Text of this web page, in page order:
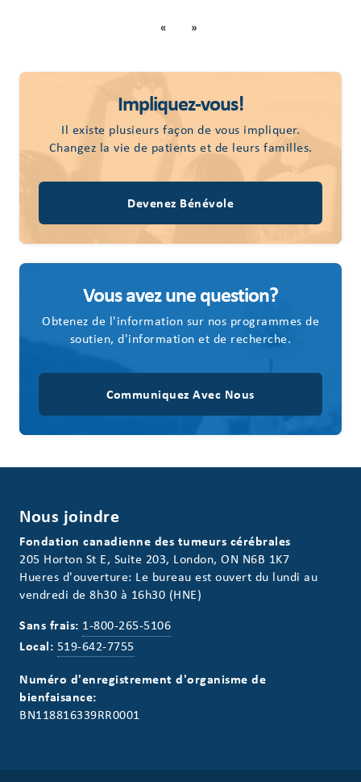
« »
Impliquez-vous!
Il existe plusieurs façon de vous impliquer.
Changez la vie de patients et de leurs familles.
Devenez Bénévole
Vous avez une question?
Obtenez de l'information sur nos programmes de
soutien, d'information et de recherche.
Communiquez Avec Nous
Nous joindre
Fondation canadienne des tumeurs cérébrales
205 Horton St E, Suite 203, London, ON N6B 1K7
Hueres d'ouverture: Le bureau est ouvert du lundi au
vendredi de 8h30 à 16h30 (HNE)
Sans frais: 1-800-265-5106
Local: 519-642-7755
Numéro d'enregistrement d'organisme de
bienfaisance:
BN118816339RR0001